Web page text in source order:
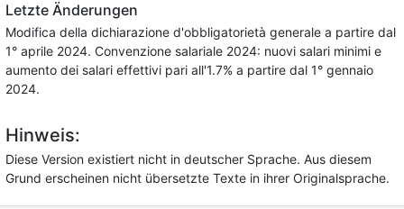
Letzte Änderungen
Modifica della dichiarazione d'obbligatorietà generale a partire dal
1° aprile 2024. Convenzione salariale 2024: nuovi salari minimi e
aumento dei salari effettivi pari all'1.7% a partire dal 1° gennaio
2024.
Hinweis:
Diese Version existiert nicht in deutscher Sprache. Aus diesem
Grund erscheinen nicht übersetzte Texte in ihrer Originalsprache.